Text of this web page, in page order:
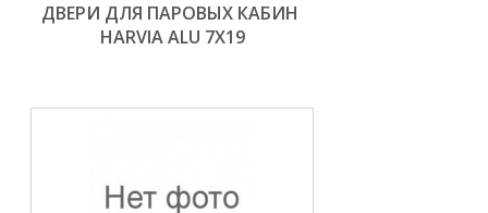
ДВЕРИ ДЛЯ ПАРОВЫХ КАБИН
HARVIA ALU 7X19